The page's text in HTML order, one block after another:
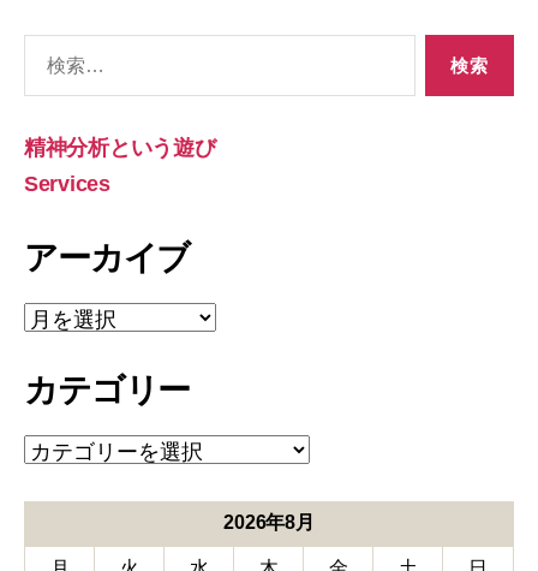
象:
精神分析という遊び
Services
アーカイブ
ア
ー
イ
カテゴリー
カ
テ
ー
2026年8月